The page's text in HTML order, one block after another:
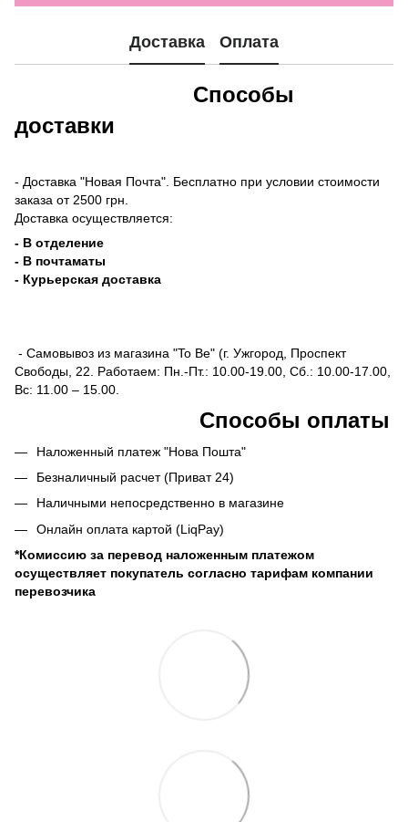
Доставка Оплата
Способы
доставки
- Доставка "Новая Почта". Бесплатно при условии стоимости
заказа от 2500 грн.
Доставка осуществляется:
- В отделение
- В почтаматы
- Курьерская доставка
- Самовывоз из магазина "To Be" (г. Ужгород, Проспект
Свободы, 22. Работаем: Пн.-Пт.: 10.00-19.00, Сб.: 10.00-17.00,
Вс: 11.00 – 15.00.
Способы оплаты
Наложенный платеж "Нова Пошта"
Безналичный расчет (Приват 24)
Наличными непосредственно в магазине
Онлайн оплата картой (LiqPay)
*Комиссию за перевод наложенным платежом
осуществляет покупатель согласно тарифам компании
перевозчика